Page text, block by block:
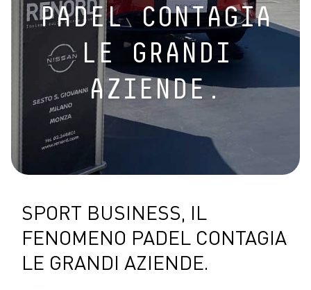
PADEL CONTAGIA
LE GRANDI
AZIENDE.
SPORT BUSINESS, IL
FENOMENO PADEL CONTAGIA
LE GRANDI AZIENDE.